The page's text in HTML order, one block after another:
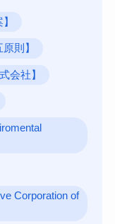
則】
会社】
Corporation of